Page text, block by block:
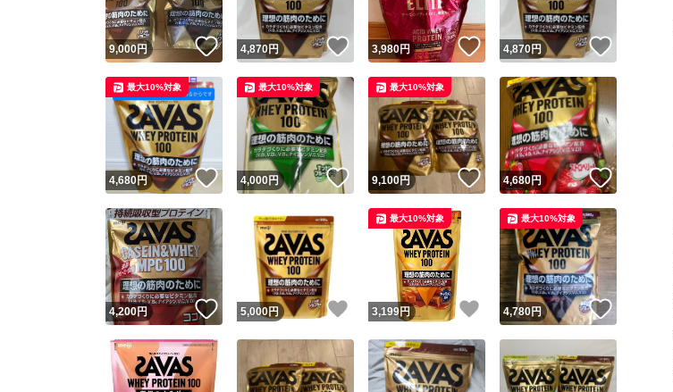
9,000円 いいね！
4,870円 いいね！
3,980円 いいね！
4,870円
4,680円 いいね！
最大10%対象
4,000円 いいね！
最大10%対象
9,100円 いいね！
最大10%対象
4,680円 いいね！
4,200円 いいね！
5,000円 いいね！
3,199円 いいね！
最大10%対象
4,780円
最大10%対象